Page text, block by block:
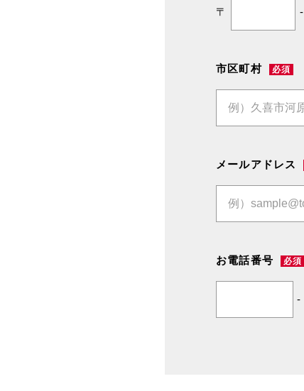
〒 -
市区町村 必須
メールアドレス
お電話番号 必須
-